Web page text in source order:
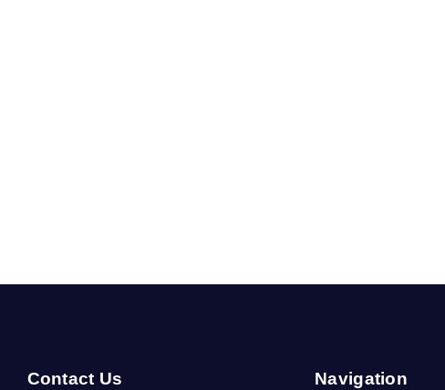
Contact Us Navigation